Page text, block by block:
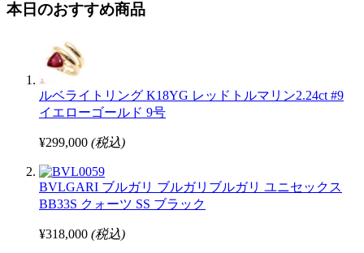
本日のおすすめ商品
ルベライトリング K18YG レッドトルマリン2.24ct #9
イエローゴールド 9号
¥299,000 (税込)
BVLGARI ブルガリ ブルガリブルガリ ユニセックス
BB33S クォーツ SS ブラック
¥318,000 (税込)